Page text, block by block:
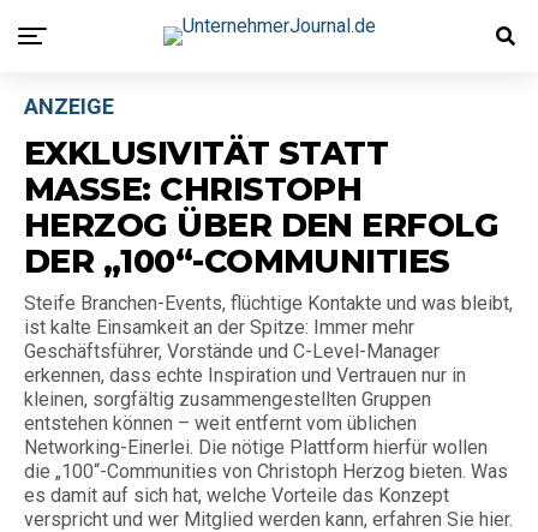
ANZEIGE
EXKLUSIVITÄT STATT
MASSE: CHRISTOPH
HERZOG ÜBER DEN ERFOLG
DER „100“-COMMUNITIES
Steife Branchen-Events, flüchtige Kontakte und was bleibt,
ist kalte Einsamkeit an der Spitze: Immer mehr
Geschäftsführer, Vorstände und C-Level-Manager
erkennen, dass echte Inspiration und Vertrauen nur in
kleinen, sorgfältig zusammengestellten Gruppen
entstehen können – weit entfernt vom üblichen
Networking-Einerlei. Die nötige Plattform hierfür wollen
die „100“-Communities von Christoph Herzog bieten. Was
es damit auf sich hat, welche Vorteile das Konzept
verspricht und wer Mitglied werden kann, erfahren Sie hier.